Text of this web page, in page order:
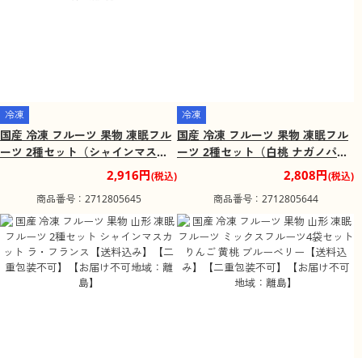
冷凍
国産 冷凍 フルーツ 果物 凍眠フル
ーツ 2種セット（シャインマスカ
ット ナガノパープル） ブドウ【送
料込み】【二重包装不可】【お届
け不可地域：離島】
2,916円(税込)
商品番号：2712805645
冷凍
国産 冷凍 フルーツ 果物 凍眠フル
ーツ 2種セット（白桃 ナガノパー
プル） 桃 ブドウ【送料込み】【二
重包装不可】【お届け不可地域：
2,808円(税込)
商品番号：2712805644